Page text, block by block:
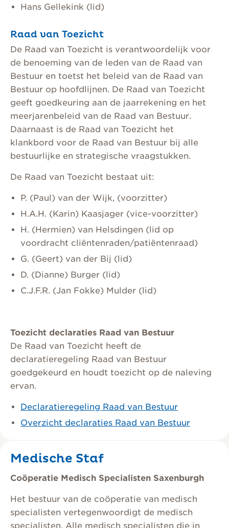
Hans Gellekink (lid)
Raad van Toezicht
De Raad van Toezicht is verantwoordelijk voor
de benoeming van de leden van de Raad van
Bestuur en toetst het beleid van de Raad van
Bestuur op hoofdlijnen. De Raad van Toezicht
geeft goedkeuring aan de jaarrekening en het
meerjarenbeleid van de Raad van Bestuur.
Daarnaast is de Raad van Toezicht het
klankbord voor de Raad van Bestuur bij alle
bestuurlijke en strategische vraagstukken.
De Raad van Toezicht bestaat uit:
P. (Paul) van der Wijk, (voorzitter)
H.A.H. (Karin) Kaasjager (vice-voorzitter)
H. (Hermien) van Helsdingen (lid op
voordracht cliëntenraden/patiëntenraad)
G. (Geert) van der Bij (lid)
D. (Dianne) Burger (lid)
C.J.F.R. (Jan Fokke) Mulder (lid)
Toezicht declaraties Raad van Bestuur
De Raad van Toezicht heeft de
declaratieregeling Raad van Bestuur
goedgekeurd en houdt toezicht op de naleving
ervan.
Declaratieregeling Raad van Bestuur
Overzicht declaraties Raad van Bestuur
Medische Staf
Coöperatie Medisch Specialisten Saxenburgh
Het bestuur van de coöperatie van medisch
specialisten vertegenwoordigt de medisch
specialisten. Alle medisch specialisten die in